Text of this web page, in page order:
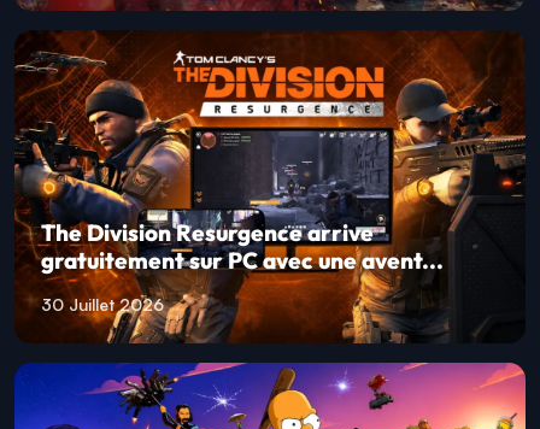
The Division Resurgence arrive
gratuitement sur PC avec une avent...
30 Juillet 2026